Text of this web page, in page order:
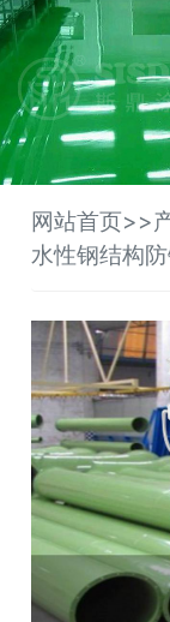
网站首页>>
水性钢结构